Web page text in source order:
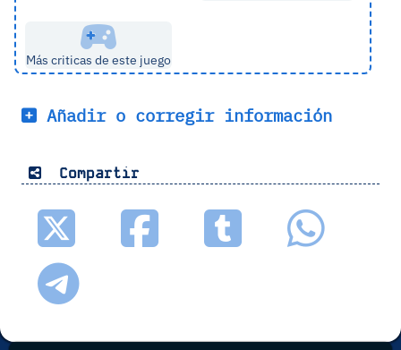
Más criticas de este juego
Añadir o corregir información
Compartir